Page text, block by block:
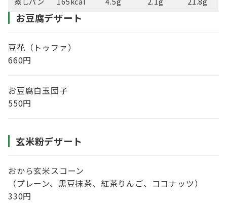
お豆腐デザート
豆花（トゥファ）
660円
お豆腐白玉団子
550円
玄米粉デザート
おから玄米スコーン
（プレーン、黒豆抹茶、紅茶りんご、ココナッツ）
330円